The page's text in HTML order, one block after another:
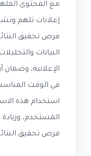
مع المحتوى
إعلانات تلهم
فرص تحقيق
البيانات
الإعلانية، وضمان
في الوقت
استخدام هذه
المستخدم، وزيادة
فرص تحقيق